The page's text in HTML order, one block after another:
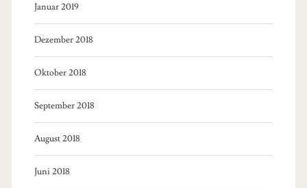
Januar 2019
Dezember 2018
Oktober 2018
September 2018
August 2018
Juni 2018